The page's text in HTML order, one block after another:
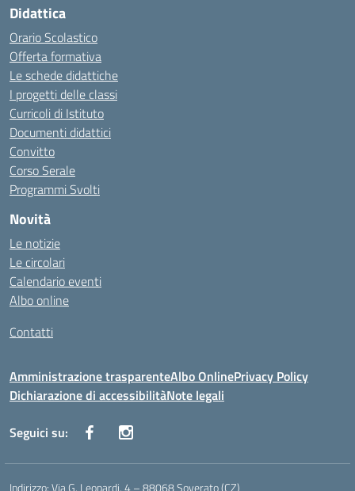
Didattica
Orario Scolastico
Offerta formativa
Le schede didattiche
I progetti delle classi
Curricoli di Istituto
Documenti didattici
Convitto
Corso Serale
Programmi Svolti
Novità
Le notizie
Le circolari
Calendario eventi
Albo online
Contatti
Amministrazione trasparenteAlbo OnlinePrivacy Policy
Dichiarazione di accessibilitàNote legali
Seguici su:
Indirizzo:Via G. Leopardi, 4 – 88068 Soverato (CZ)